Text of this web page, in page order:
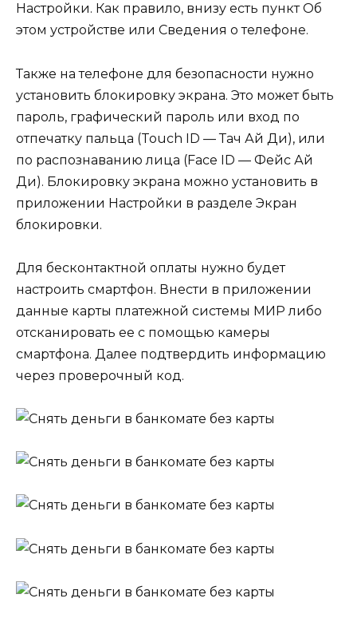
Настройки. Как правило, внизу есть пункт Об
этом устройстве или Сведения о телефоне.
Также на телефоне для безопасности нужно
установить блокировку экрана. Это может быть
пароль, графический пароль или вход по
отпечатку пальца (Touch ID — Тач Ай Ди), или
по распознаванию лица (Face ID — Фейс Ай
Ди). Блокировку экрана можно установить в
приложении Настройки в разделе Экран
блокировки.
Для бесконтактной оплаты нужно будет
настроить смартфон. Внести в приложении
данные карты платежной системы МИР либо
отсканировать ее с помощью камеры
смартфона. Далее подтвердить информацию
через проверочный код.